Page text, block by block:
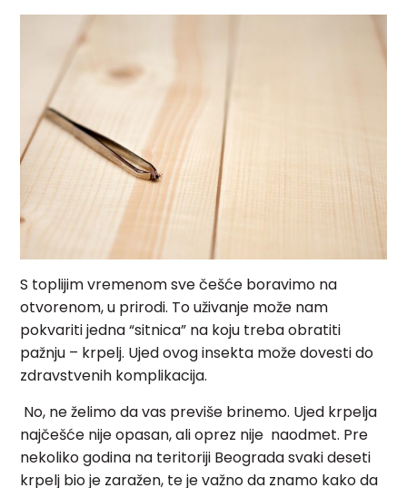
S toplijim vremenom sve češće boravimo na
otvorenom, u prirodi. To uživanje može nam
pokvariti jedna “sitnica” na koju treba obratiti
pažnju – krpelj. Ujed ovog insekta može dovesti do
zdravstvenih komplikacija.
No, ne želimo da vas previše brinemo. Ujed krpelja
najčešće nije opasan, ali oprez nije naodmet. Pre
nekoliko godina na teritoriji Beograda svaki deseti
krpelj bio je zaražen, te je važno da znamo kako da